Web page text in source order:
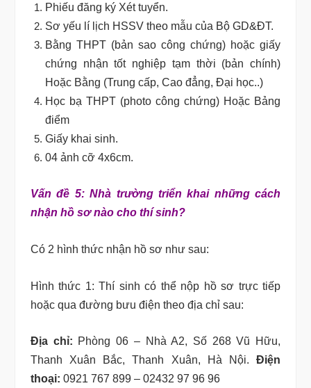
Phiếu đăng ký Xét tuyển.
Sơ yếu lí lịch HSSV theo mẫu của Bộ GD&ĐT.
Bằng THPT (bản sao công chứng) hoặc giấy
chứng nhận tốt nghiệp tạm thời (bản chính)
Hoặc Bằng (Trung cấp, Cao đẳng, Đại học..)
Học bạ THPT (photo công chứng) Hoặc Bảng
điểm
Giấy khai sinh.
04 ảnh cỡ 4x6cm.
Vấn đề 5: Nhà trường triển khai những cách
nhận hồ sơ nào cho thí sinh?
Có 2 hình thức nhận hồ sơ như sau:
Hình thức 1: Thí sinh có thể nộp hồ sơ trực tiếp
hoặc qua đường bưu điện theo địa chỉ sau:
Địa chỉ: Phòng 06 – Nhà A2, Số 268 Vũ Hữu,
Thanh Xuân Bắc, Thanh Xuân, Hà Nội. Điện
thoại: 0921 767 899 – 02432 97 96 96